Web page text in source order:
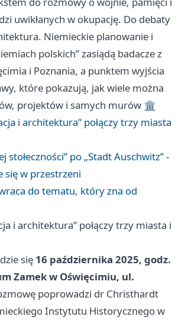
uwikłanych w okupację. Do debaty
Niemieckie planowanie i
polskich” zasiądą badacze z
i Poznania, a punktem wyjścia
które pokazują, jak wiele można
projektów i samych murów 🏛️
i architektura” połączy trzy miasta
stołeczności” po „Stadt Auschwitz” -
się w przestrzeni
do tematu, który zna od
i architektura” połączy trzy miasta i
się 16 października 2025, godz.
Zamek w Oświęcimiu, ul.
poprowadzi dr Christhardt
Instytutu Historycznego w